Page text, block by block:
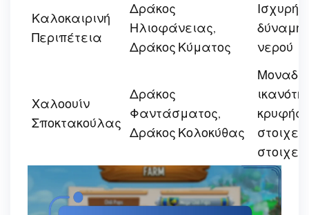
Καλοκαιρινή
Περιπέτεια
Δράκος
Ηλιοφάνειας,
Δράκος Κύματος
Ισχυρή
δύναμη,
νερού
Χαλοουίν
Σποκτακούλας
Δράκος
Φαντάσματος,
Δράκος Κολοκύθας
κρυφής